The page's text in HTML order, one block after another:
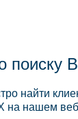
поиску
найти
на нашем